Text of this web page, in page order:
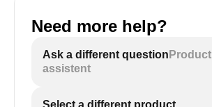
Need more help?
Ask a different question Product
assistent
Select a different product